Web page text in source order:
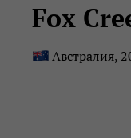
Fox
Австралия,